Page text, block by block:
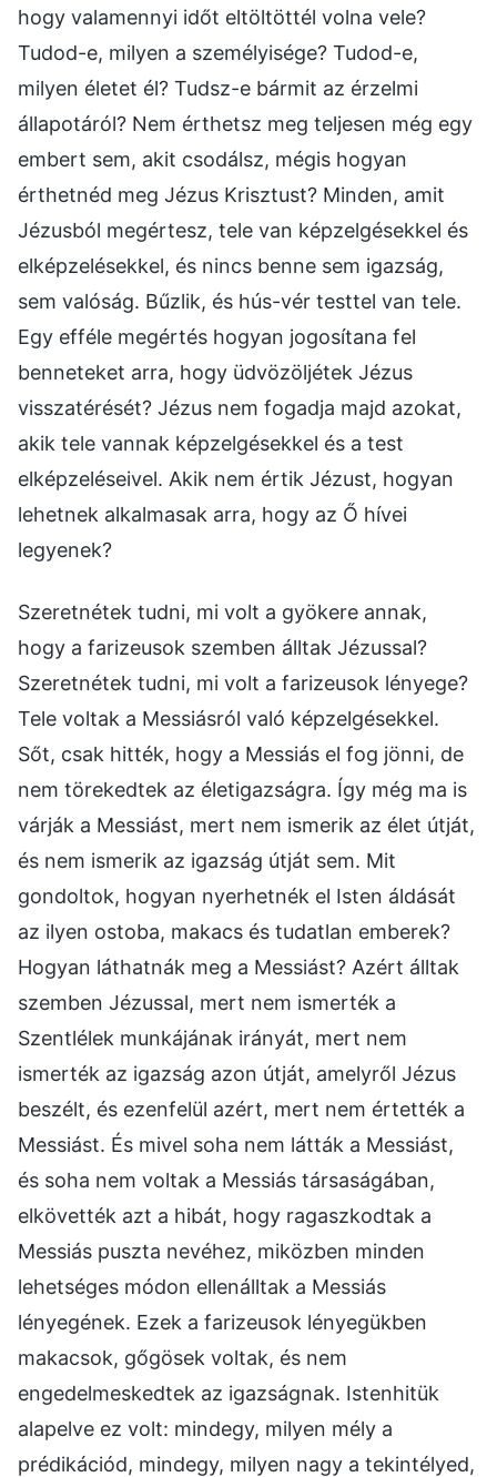
hogy valamennyi időt eltöltöttél volna vele?
Tudod-e, milyen a személyisége? Tudod-e,
milyen életet él? Tudsz-e bármit az érzelmi
állapotáról? Nem érthetsz meg teljesen még egy
embert sem, akit csodálsz, mégis hogyan
érthetnéd meg Jézus Krisztust? Minden, amit
Jézusból megértesz, tele van képzelgésekkel és
elképzelésekkel, és nincs benne sem igazság,
sem valóság. Bűzlik, és hús-vér testtel van tele.
Egy efféle megértés hogyan jogosítana fel
benneteket arra, hogy üdvözöljétek Jézus
visszatérését? Jézus nem fogadja majd azokat,
akik tele vannak képzelgésekkel és a test
elképzeléseivel. Akik nem értik Jézust, hogyan
lehetnek alkalmasak arra, hogy az Ő hívei
legyenek?
Szeretnétek tudni, mi volt a gyökere annak,
hogy a farizeusok szemben álltak Jézussal?
Szeretnétek tudni, mi volt a farizeusok lényege?
Tele voltak a Messiásról való képzelgésekkel.
Sőt, csak hitték, hogy a Messiás el fog jönni, de
nem törekedtek az életigazságra. Így még ma is
várják a Messiást, mert nem ismerik az élet útját,
és nem ismerik az igazság útját sem. Mit
gondoltok, hogyan nyerhetnék el Isten áldását
az ilyen ostoba, makacs és tudatlan emberek?
Hogyan láthatnák meg a Messiást? Azért álltak
szemben Jézussal, mert nem ismerték a
Szentlélek munkájának irányát, mert nem
ismerték az igazság azon útját, amelyről Jézus
beszélt, és ezenfelül azért, mert nem értették a
Messiást. És mivel soha nem látták a Messiást,
és soha nem voltak a Messiás társaságában,
elkövették azt a hibát, hogy ragaszkodtak a
Messiás puszta nevéhez, miközben minden
lehetséges módon ellenálltak a Messiás
lényegének. Ezek a farizeusok lényegükben
makacsok, gőgösek voltak, és nem
engedelmeskedtek az igazságnak. Istenhitük
alapelve ez volt: mindegy, milyen mély a
prédikációd, mindegy, milyen nagy a tekintélyed,